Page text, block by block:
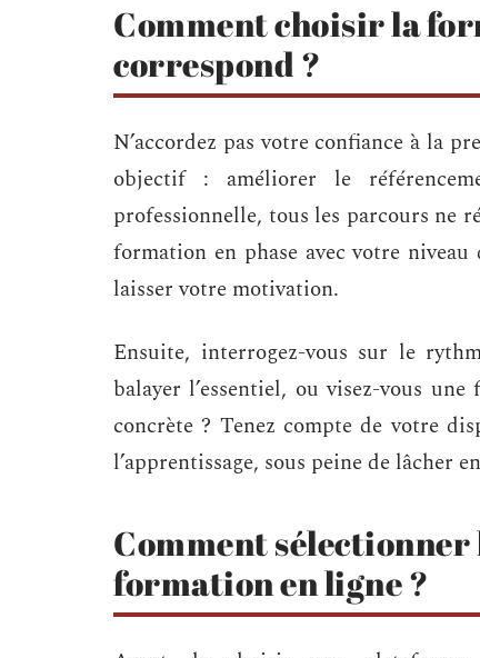
Comment choisir la
correspond ?
N’accordez pas votre confiance à la
objectif : améliorer le
professionnelle, tous les parcours ne
formation en phase avec votre
laisser votre motivation.
Ensuite, interrogez-vous sur le
balayer l’essentiel, ou visez-vous
concrète ? Tenez compte de votre
l’apprentissage, sous peine de lâcher
Comment
formation en ligne ?